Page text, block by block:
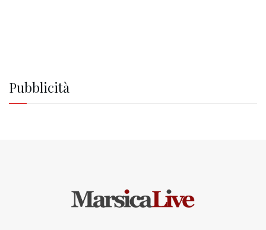
Pubblicità